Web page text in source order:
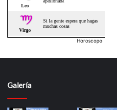
Horoscopo
Galería